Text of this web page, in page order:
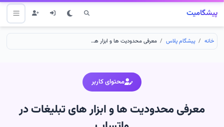
پیشگامیت
خانه پیشگام پلاس معرفی محدودیت ها و ابزار های تبلیغات در واتساپ
محتوای کاربر
معرفی محدودیت ها و ابزار های تبلیغات در